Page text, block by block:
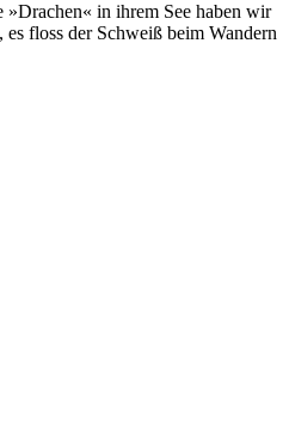
in ihrem See haben wir
floss der Schweiß beim Wandern